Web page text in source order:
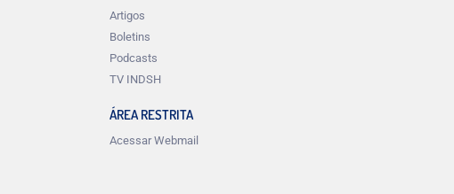
Artigos
Boletins
Podcasts
TV INDSH
ÁREA RESTRITA
Acessar Webmail